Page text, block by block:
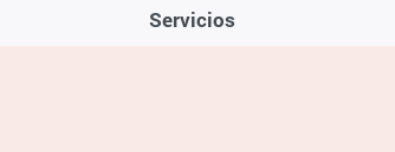
Servicios